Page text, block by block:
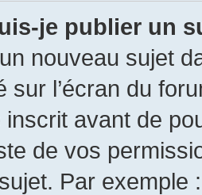
je publier un
nouveau sujet
sur l’écran du
inscrit avant de
de vos
Par exemple